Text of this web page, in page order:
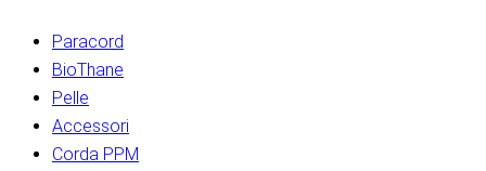
Paracord
BioThane
Pelle
Accessori
Corda PPM